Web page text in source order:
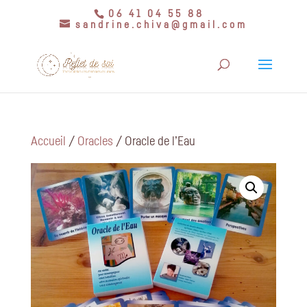
06 41 04 55 88
sandrine.chiva@gmail.com
Accueil / Oracles / Oracle de l’Eau